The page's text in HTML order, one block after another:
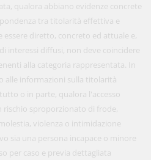
qualora abbiano evidenze concrete
tra titolarità effettiva e
essere diretto, concreto ed attuale e,
interessi diffusi, non deve coincidere
alla categoria rappresentata. In
alle informazioni sulla titolarità
o in parte, qualora l'accesso
sproporzionato di frode,
violenza o intimidazione
sia una persona incapace o minore
per caso e previa dettagliata